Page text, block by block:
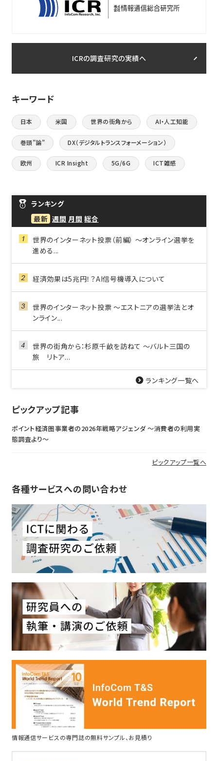
ICRの調査研究の実績へ
キーワード
日本 米国 世界の街角から AI・人工知能
巻頭”論” DX（デジタルトランスフォーメーション）
欧州 ICR Insight 5G/6G ICT雑感
ランキング
最新 週間 月間 総合
世界のインターネット投票（前編） ～オンライン選挙を
進める...
経済効果は5兆円！？AI信号機導入について
世界のインターネット投票 ～エストニアの選挙法とオ
ンライン...
世界の街角から：杉原千畝を訪ねて ～バルト三国の
旅 リトア...
ランキング一覧へ
ピックアップ記事
ポイント経済圏事業者の2026年戦略アジェンダ 〜消費者の利用実
態調査より〜
ピックアップ一覧へ
各種サービスへの問い合わせ
情報通信サービスの専門誌の無料サンプル、お見積り